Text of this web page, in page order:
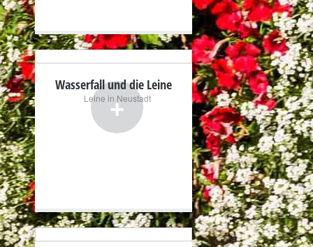
+
Wasserfall und die Leine
Leine in Neustadt